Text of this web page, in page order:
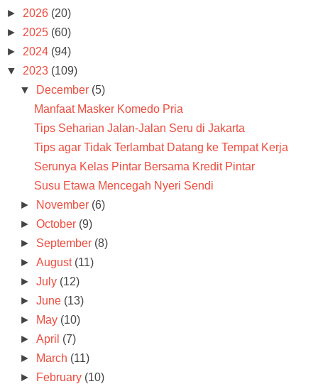
► 2026 (20)
► 2025 (60)
► 2024 (94)
▼ 2023 (109)
▼
December (5)
Manfaat Masker Komedo Pria
Tips Seharian Jalan-Jalan Seru di Jakarta
Tips agar Tidak Terlambat Datang ke Tempat Kerja
Serunya Kelas Pintar Bersama Kredit Pintar
Susu Etawa Mencegah Nyeri Sendi
►
November (6)
►October (9)
► September (8)
►August (11)
►July (12)
►June (13)
►
May (10)
►April (7)
►
March (11)
►
February (10)